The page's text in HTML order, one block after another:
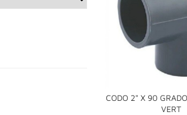
CODO 2" X 90
VERT
